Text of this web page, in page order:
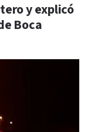
y explicó
Boca